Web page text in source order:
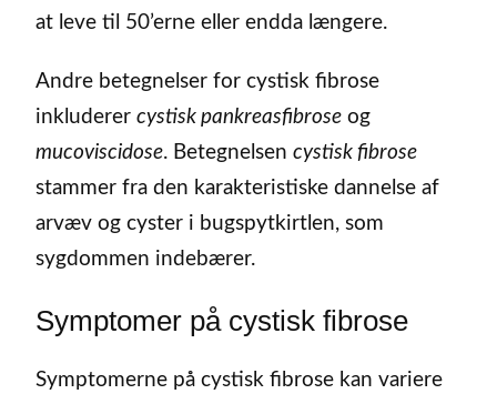
at leve til 50’erne eller endda længere.
Andre betegnelser for cystisk fibrose
inkluderer cystisk pankreasfibrose og
mucoviscidose. Betegnelsen cystisk fibrose
stammer fra den karakteristiske dannelse af
arvæv og cyster i bugspytkirtlen, som
sygdommen indebærer.
Symptomer på cystisk fibrose
Symptomerne på cystisk fibrose kan variere